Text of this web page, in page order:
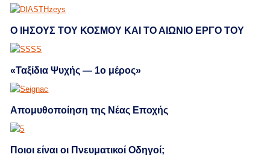
Ο ΙΗΣΟΥΣ ΤΟΥ ΚΟΣΜΟΥ ΚΑΙ ΤΟ ΑΙΩΝΙΟ ΕΡΓΟ ΤΟΥ
«Ταξίδια Ψυχής — 1ο μέρος»
Απομυθοποίηση της Νέας Εποχής
Ποιοι είναι οι Πνευματικοί Οδηγοί;